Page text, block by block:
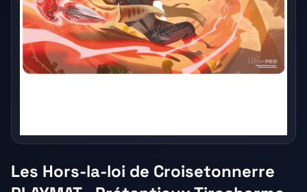
Les Hors-la-loi de Croisetonnerre